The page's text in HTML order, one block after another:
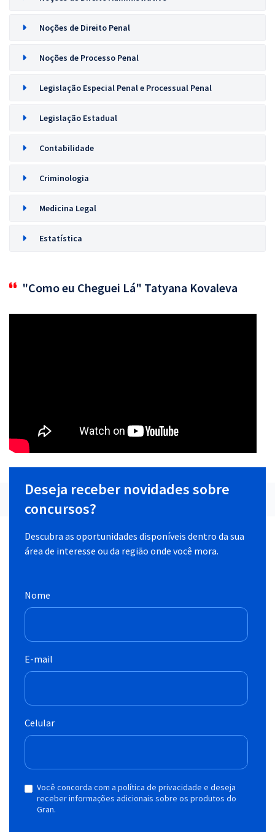
Noções de Direito Penal
Noções de Processo Penal
Legislação Especial Penal e Processual Penal
Legislação Estadual
Contabilidade
Criminologia
Medicina Legal
Estatística
"Como eu Cheguei Lá" Tatyana Kovaleva
Deseja receber novidades sobre
concursos?
Descubra as oportunidades disponíveis dentro da sua
área de interesse ou da região onde você mora.
Nome
E-mail
Celular
Você concorda com a política de privacidade e deseja
receber informações adicionais sobre os produtos do
Gran.